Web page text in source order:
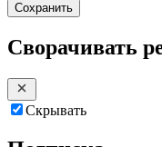
Сохранить
Сворачивать
Скрывать